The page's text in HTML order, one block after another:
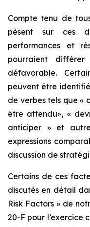
Compte tenu de
pèsent sur ces
performances et
pourraient
défavorable.
peuvent être
de verbes tels que «
être attendu», «
anticiper » et
expressions
discussion de
Certains de ces
discutés en détail
Risk Factors » de
20-F pour l’exercice